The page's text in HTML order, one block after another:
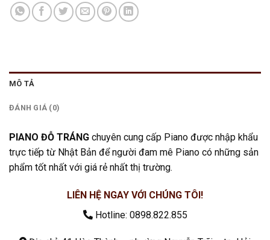
MÔ TẢ
ĐÁNH GIÁ (0)
PIANO ĐỖ TRÁNG chuyên cung cấp Piano được nhập khẩu
trực tiếp từ Nhật Bản để người đam mê Piano có những sản
phẩm tốt nhất với giá rẻ nhất thị trường.
LIÊN HỆ NGAY VỚI CHÚNG TÔI!
Hotline: 0898.822.855